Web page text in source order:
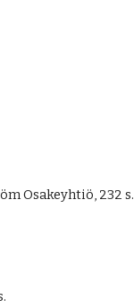
Osakeyhtiö, 232 s.